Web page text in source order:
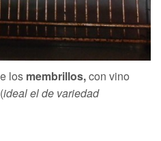
los membrillos,con vino
ideal el de variedad